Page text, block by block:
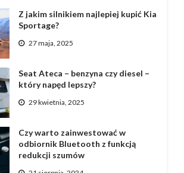
Z jakim silnikiem najlepiej kupić Kia
Sportage?
27 maja, 2025
Seat Ateca – benzyna czy diesel –
który napęd lepszy?
29 kwietnia, 2025
Czy warto zainwestować w
odbiornik Bluetooth z funkcją
redukcji szumów